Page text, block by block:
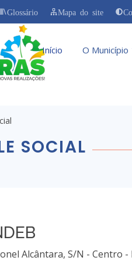
Glossário Mapa do site
Início O Município
SOCIAL
Alcântara, S/N - Centro -